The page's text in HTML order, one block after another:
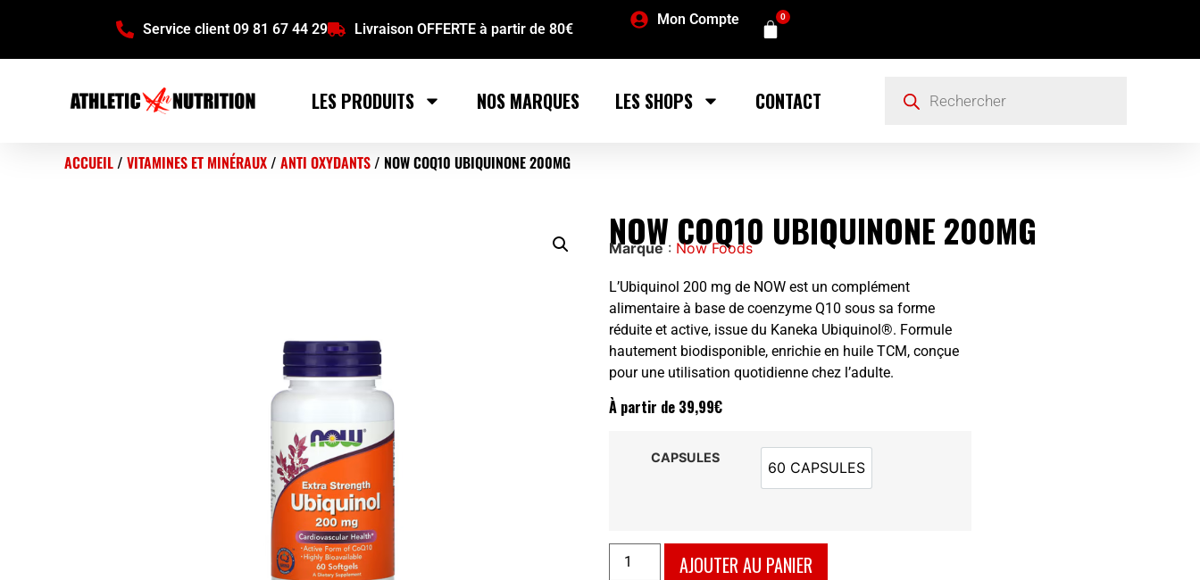
Service client 09 81 67 44 29 Livraison OFFERTE à partir de 80€
Mon Compte 0
LES PRODUITS NOS MARQUES LES SHOPS CONTACT
ACCUEIL/ VITAMINES ET MINÉRAUX/ ANTI OXYDANTS/ NOW COQ10 UBIQUINONE 200MG
NOW COQ10 UBIQUINONE 200MG
Marque: Now Foods
L’Ubiquinol 200 mg de NOW est un complément
alimentaire à base de coenzyme Q10 sous sa forme
réduite et active, issue du Kaneka Ubiquinol®. Formule
hautement biodisponible, enrichie en huile TCM, conçue
pour une utilisation quotidienne chez l’adulte.
À partir de 39,99€
CAPSULES
60 CAPSULES
60 CAPSULES
AJOUTER AU PANIER